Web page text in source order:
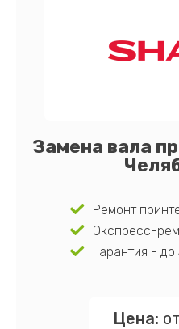
Замена вала
Ремонт
Экспресс-
Гарантия - до
Цена: